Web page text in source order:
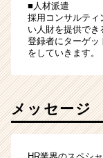
■人材派遣
採用コンサルティ
い人財を提供でき
登録者にターゲッ
をしていきます。
メッセージ